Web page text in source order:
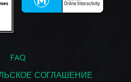
FAQ
СОГЛАШЕНИЕ